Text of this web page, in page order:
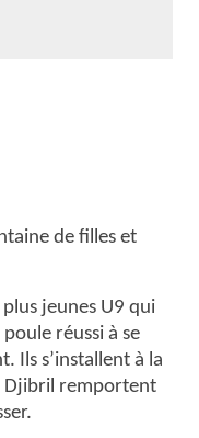
de filles et
jeunes U9 qui
réussi à se
Ils s’installent à la
Djibril remportent